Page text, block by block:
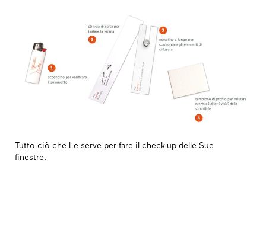
Tutto ciò che Le serve per fare il check-up delle Sue
finestre.